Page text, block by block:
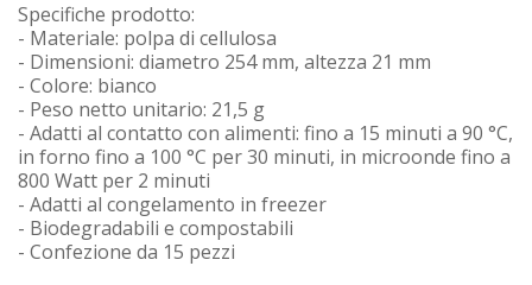
Specifiche prodotto:
- Materiale: polpa di cellulosa
- Dimensioni: diametro 254 mm, altezza 21 mm
- Colore: bianco
- Peso netto unitario: 21,5 g
- Adatti al contatto con alimenti: fino a 15 minuti a 90 °C,
in forno fino a 100 °C per 30 minuti, in microonde fino a
800 Watt per 2 minuti
- Adatti al congelamento in freezer
- Biodegradabili e compostabili
- Confezione da 15 pezzi